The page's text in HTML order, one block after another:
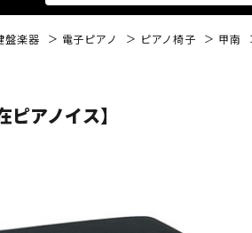
盤楽器 電子ピアノ ピアノ椅子 甲南
アノイス】